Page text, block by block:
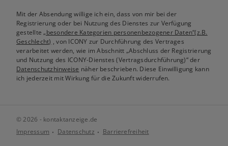
Mit der Absendung willige ich ein, dass von mir bei der
Registrierung oder bei Nutzung des Dienstes zur Verfügung
gestellte„besondere Kategorien personenbezogener Daten“(z.B.
Geschlecht) , von ICONY zur Durchführung des Vertrages
verarbeitet werden, wie im Abschnitt „Abschluss der Registrierung
und Nutzung des ICONY-Dienstes (Vertragsdurchführung)“ der
Datenschutzhinweise näher beschrieben. Diese Einwilligung kann
ich jederzeit mit Wirkung für die Zukunft widerrufen.
© 2026 - kontaktanzeige.de
Impressum
Datenschutz Barrierefreiheit